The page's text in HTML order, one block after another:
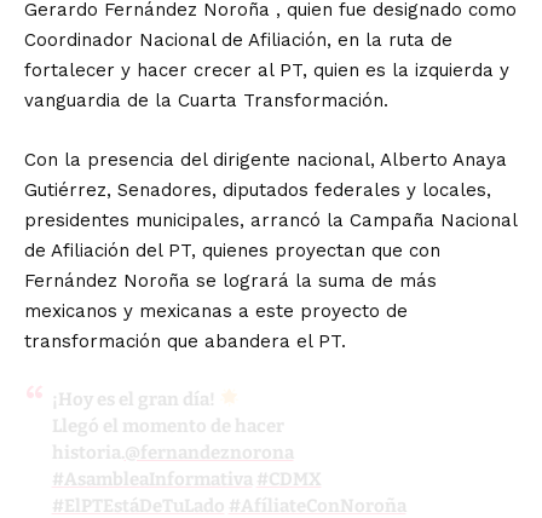
Gerardo Fernández Noroña , quien fue designado como
Coordinador Nacional de Afiliación, en la ruta de
fortalecer y hacer crecer al PT, quien es la izquierda y
vanguardia de la Cuarta Transformación.
Con la presencia del dirigente nacional, Alberto Anaya
Gutiérrez, Senadores, diputados federales y locales,
presidentes municipales, arrancó la Campaña Nacional
de Afiliación del PT, quienes proyectan que con
Fernández Noroña se logrará la suma de más
mexicanos y mexicanas a este proyecto de
transformación que abandera el PT.
¡Hoy es el gran día!
Llegó el momento de hacer
historia.@fernandeznorona
#AsambleaInformativa #CDMX
#ElPTEstáDeTuLado #AfíliateConNoroña